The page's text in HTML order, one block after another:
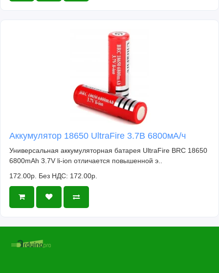
Аккумулятор 18650 UltraFire 3.7В 6800мА/ч
Универсальная аккумуляторная батарея UltraFire BRC 18650
6800mAh 3.7V li-ion отличается повышенной э..
172.00р. Без НДС: 172.00р.